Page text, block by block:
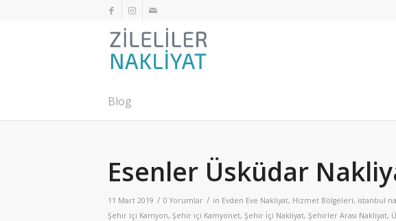
Blog
Esenler Üsküdar
11 Mart 2019 / 0 Yorumlar / in Evden Eve Nakliyat, Hizmet Bölgeleri, istanbul
Şehir içi Kamyon, Şehir içi Kamyonet, Şehir İçi Nakliyat, Şehirler Arası Nakliyat,